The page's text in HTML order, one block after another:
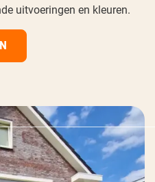
uitvoeringen en kleuren.